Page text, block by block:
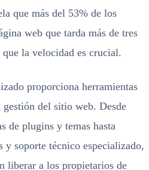
que más del 53% de los
web que tarda más de tres
la velocidad es crucial.
proporciona herramientas
del sitio web. Desde
de plugins y temas hasta
y soporte técnico especializado,
liberar a los propietarios de